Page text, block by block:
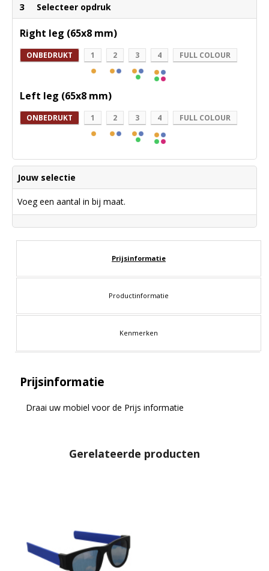
3 Selecteer opdruk
Right leg (65x8 mm)
ONBEDRUKT 1 2 3 4 FULL COLOUR
Left leg (65x8 mm)
ONBEDRUKT 1 2 3 4 FULL COLOUR
Jouw selectie
Voeg een aantal in bij maat.
Prijsinformatie
Productinformatie
Kenmerken
Prijsinformatie
Draai uw mobiel voor de Prijs informatie
Gerelateerde producten